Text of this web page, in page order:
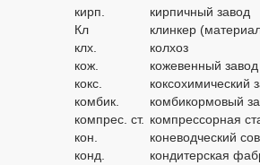
кирп.
кирпичный завод
Кл
клинкер
клх.
колхоз
кож.
кожевенный завод
кокс.
коксохимический
комбик.
комбикормовый
компрес. ст. компрессорная
кон.
коневодческий
конд.
кондитерская